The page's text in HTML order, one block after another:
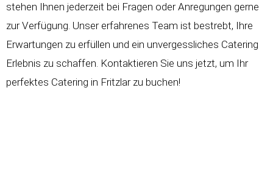
stehen Ihnen jederzeit bei Fragen oder Anregungen gerne
zur Verfügung. Unser erfahrenes Team ist bestrebt, Ihre
Erwartungen zu erfüllen und ein unvergessliches Catering
Erlebnis zu schaffen. Kontaktieren Sie uns jetzt, um Ihr
perfektes Catering in Fritzlar zu buchen!